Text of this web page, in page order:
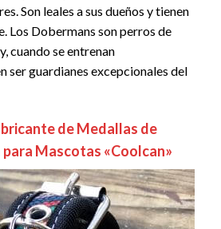
Son leales a sus dueños y tienen
Los Dobermans son perros de
cuando se entrenan
ser guardianes excepcionales del
de Medallas de
Mascotas «Coolcan»